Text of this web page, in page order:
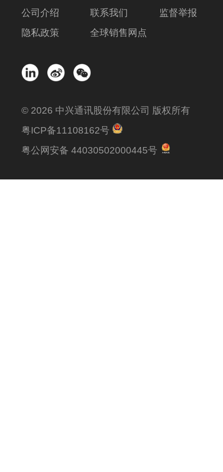
公司介绍 联系我们
监督举报
隐私政策
全球销售网点
© 2026 中兴通讯股份有限公司 版权所有
粤ICP备11108162号
粤公网安备 44030502000445号